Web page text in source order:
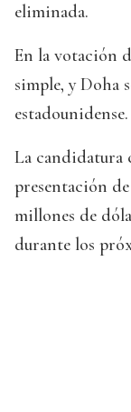
eliminada.
En la votación
simple, y Doha
estadounidense.
La candidatura
presentación
millones de
durante los